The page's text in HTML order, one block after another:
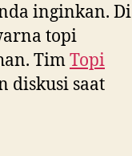
inginkan. Di
topi
TimTopi
diskusi saat